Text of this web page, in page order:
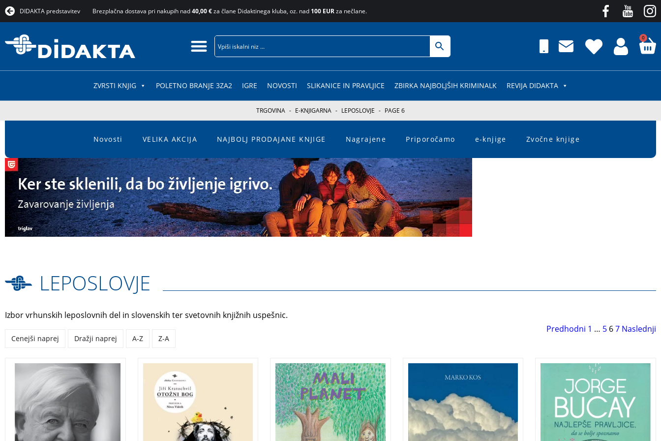
DIDAKTA predstavitev Brezplačna dostava pri nakupih nad40,00 €za člane Didaktinega kluba, oz. nad 100 EURza nečlane.
0
ZVRSTI KNJIG POLETNO BRANJE 3ZA2 IGRE NOVOSTI SLIKANICE IN PRAVLJICE ZBIRKA NAJBOLJŠIH KRIMINALK REVIJA DIDAKTA
TRGOVINA - E-KNJIGARNA - LEPOSLOVJE - PAGE 6
Novosti VELIKA AKCIJA NAJBOLJ PRODAJANE KNJIGE Nagrajene Priporočamo e-knjige Zvočne knjige
LEPOSLOVJE
Izbor vrhunskih leposlovnih del in slovenskih ter svetovnih knjižnih uspešnic.
Cenejši naprej Dražji naprej A-Z Z-A
Predhodni 1 … 5 67 Naslednji
Zbornik pričevanj ob 80-
letnici Milana Kučana.
Kučan je za mnoge
prijatelj, za številne
državnik in za prav vse
človek. Tako smo za ta
Aleš je mirni knjižničar, ki
živi zadovoljno življenje s
svojo Lucijo in se drži kar
najdlje stran od širše
družine in njene
‘poglavarke’ Dušičke. Na
Zbirka pesmi za otroke in
mladino o naravi, živalih in
času na našem malem
planetu.
Vsakemu od nas se
vplivajo na naše življenje
in pomenijo prelomnice:
izbor šole, zaljubljenost,
poroka, rojstvo otroka,
S pravljicami spoznajte
sebe
Klasične pravljice že več
rodov spremljajo več
milijonov deklic in dečkov
po vsem svetu. Toda tudi